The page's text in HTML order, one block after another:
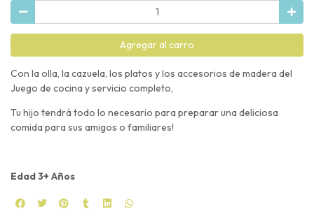
Agregar al carro
Con la olla, la cazuela, los platos y los accesorios de madera del
Juego de cocina y servicio completo,
Tu hijo tendrá todo lo necesario para preparar una deliciosa
comida para sus amigos o familiares!
Edad 3+ Años